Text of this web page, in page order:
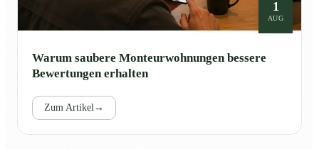
1
AUG
Warum saubere Monteurwohnungen bessere
Bewertungen erhalten
Zum Artikel→